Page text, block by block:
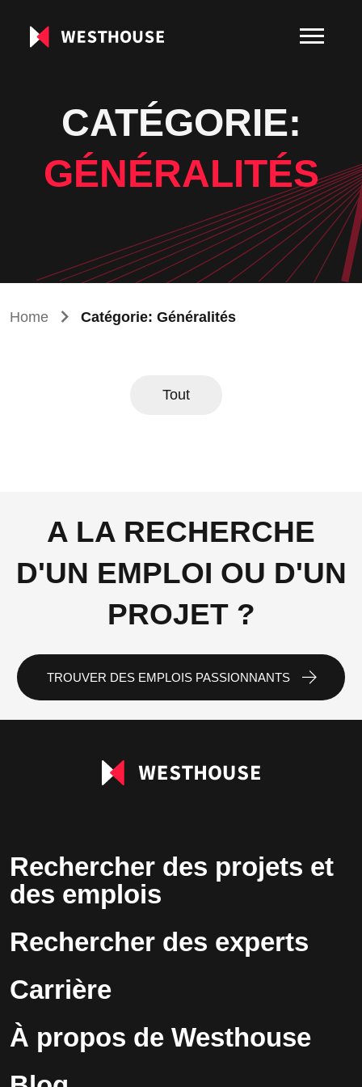
CATÉGORIE:
GÉNÉRALITÉS
Home Catégorie: Généralités
Tout
A LA RECHERCHE
D'UN EMPLOI OU D'UN
PROJET ?
TROUVER DES EMPLOIS PASSIONNANTS
Rechercher des projets et
des emplois
Rechercher des experts
Carrière
À propos de Westhouse